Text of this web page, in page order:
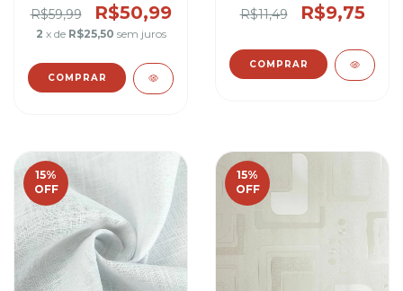
R$59,99 R$50,99
2 x de R$25,50 sem juros
COMPRAR
Largura ideal para
decoração
R$11,49 R$9,75
COMPRAR
15%
OFF
15%
OFF